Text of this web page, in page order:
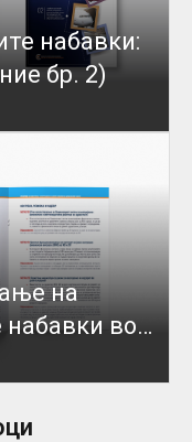
набавки:
бр. 2)
на
набавки во